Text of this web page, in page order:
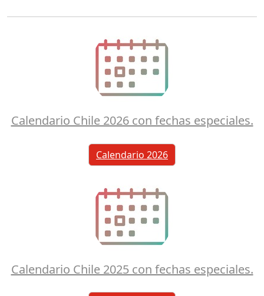
Calendario Chile 2026 con fechas especiales.
Calendario 2026
Calendario Chile 2025 con fechas especiales.